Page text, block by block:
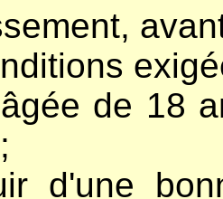
de 18
d'une